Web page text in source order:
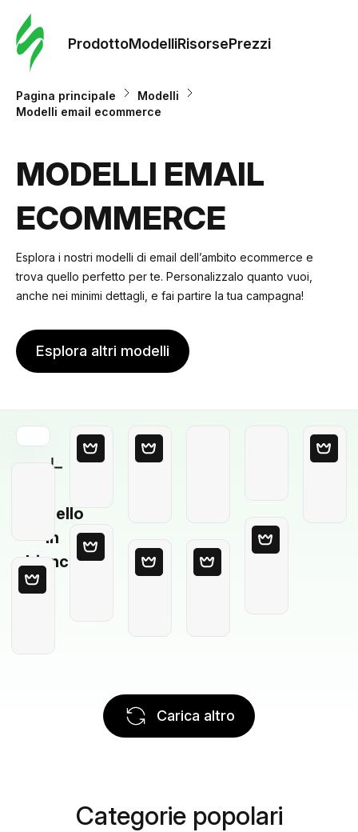
ProdottoModelliRisorsePrezzi
Pagina principale
Modelli
Modelli email ecommerce
MODELLI EMAIL
ECOMMERCE
Esplora i nostri modelli di email dell’ambito ecommerce e
trova quello perfetto per te. Personalizzalo quanto vuoi,
anche nei minimi dettagli, e fai partire la tua campagna!
Esplora altri modelli
Modello
in
bianco
Carica altro
Categorie popolari